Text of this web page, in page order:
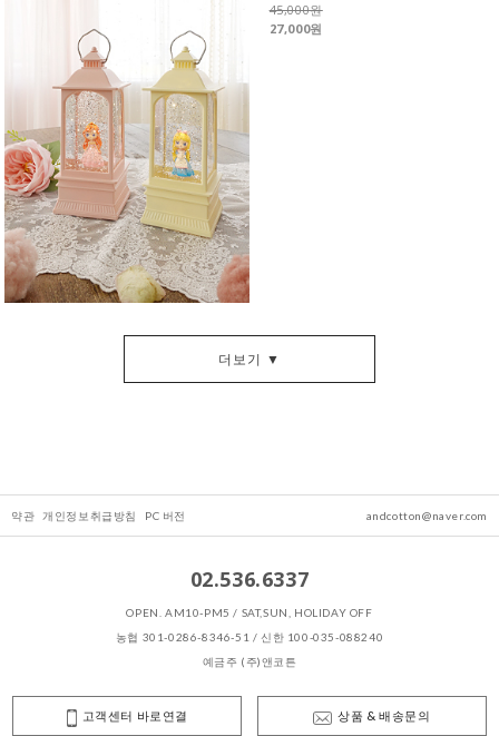
45,000원
27,000원
더보기 ▼
약관 개인정보취급방침 PC 버전 andcotton@naver.com
02.536.6337
OPEN. AM10-PM5 / SAT,SUN, HOLIDAY OFF
농협 301-0286-8346-51 / 신한 100-035-088240
예금주 (주)앤코튼
고객센터 바로연결 상품 & 배송문의